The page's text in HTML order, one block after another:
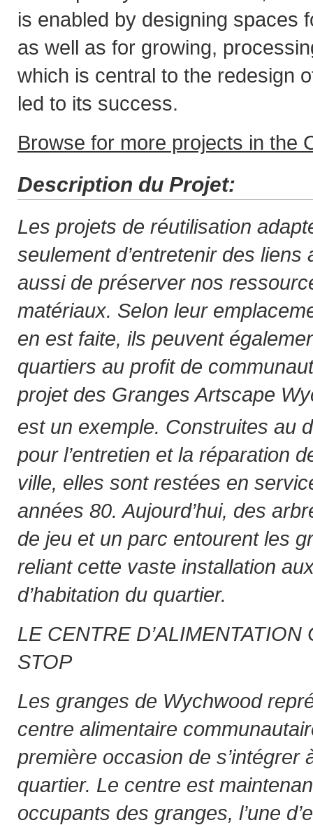
is enabled by designing spaces
as well as for growing,
which is central to the redesign
led to its success.
Browse for more projects in the
Description du Projet:
Les projets de réutilisation
seulement d’entretenir des
aussi de préserver nos
matériaux. Selon leur
en est faite, ils peuvent
quartiers au profit de
projet des Granges Artscape
est un exemple. Construites au
pour l’entretien et la réparation
ville, elles sont restées en
années 80. Aujourd’hui, des
de jeu et un parc entourent les
reliant cette vaste installation
d’habitation du quartier.
LE CENTRE
STOP
Les granges de Wychwood
centre alimentaire
première occasion de s’intégrer
quartier. Le centre est
occupants des granges, l’une